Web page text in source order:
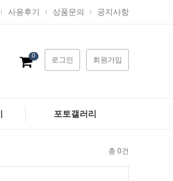
사용후기 상품문의 공지사항
0
로그인 회원가입
포토갤러리
총 0건